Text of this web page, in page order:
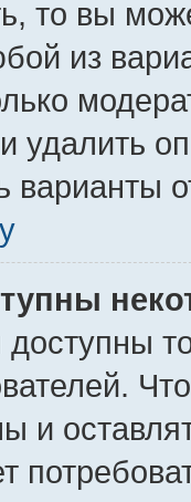
то вы
из
удалить
и